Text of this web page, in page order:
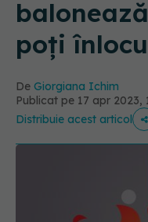
poți
De Giorgiana Ichim
Publicat pe 17 apr 2023,
Distribuie acest articol